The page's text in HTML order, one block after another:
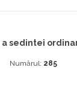
sedintei
Numărul: 285